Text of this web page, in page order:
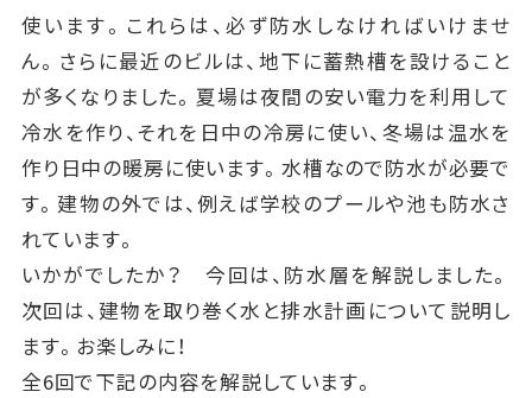
使います。これらは、必ず防水しなければいけませ
ん。さらに最近のビルは、地下に蓄熱槽を設けること
が多くなりました。夏場は夜間の安い電力を利用して
冷水を作り、それを日中の冷房に使い、冬場は温水を
作り日中の暖房に使います。水槽なので防水が必要で
す。建物の外では、例えば学校のプールや池も防水さ
れています。
いかがでしたか？ 今回は、防水層を解説しました。
次回は、建物を取り巻く水と排水計画について説明し
ます。お楽しみに！
全6回で下記の内容を解説しています。